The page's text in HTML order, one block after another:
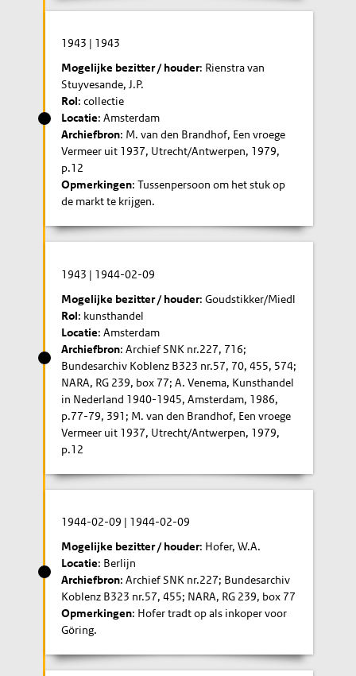
1943 | 1943
Mogelijke bezitter / houder: Rienstra van
Stuyvesande, J.P.
Rol: collectie
Locatie: Amsterdam
Archiefbron: M. van den Brandhof, Een vroege
Vermeer uit 1937, Utrecht/Antwerpen, 1979,
p.12
Opmerkingen: Tussenpersoon om het stuk op
de markt te krijgen.
1943 | 1944-02-09
Mogelijke bezitter / houder: Goudstikker/Miedl
Rol: kunsthandel
Locatie: Amsterdam
Archiefbron: Archief SNK nr.227, 716;
Bundesarchiv Koblenz B323 nr.57, 70, 455, 574;
NARA, RG 239, box 77; A. Venema, Kunsthandel
in Nederland 1940-1945, Amsterdam, 1986,
p.77-79, 391; M. van den Brandhof, Een vroege
Vermeer uit 1937, Utrecht/Antwerpen, 1979,
p.12
1944-02-09 | 1944-02-09
Mogelijke bezitter / houder: Hofer, W.A.
Locatie: Berlijn
Archiefbron: Archief SNK nr.227; Bundesarchiv
Koblenz B323 nr.57, 455; NARA, RG 239, box 77
Opmerkingen: Hofer tradt op als inkoper voor
Göring.